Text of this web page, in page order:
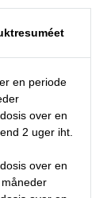
en periode
over en
2 uger iht.
over en